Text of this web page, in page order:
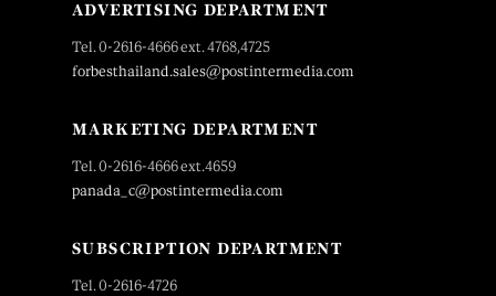
ADVERTISING DEPARTMENT
Tel. 0-2616-4666 ext. 4768,4725
forbesthailand.sales@postintermedia.com
MARKETING DEPARTMENT
Tel. 0-2616-4666 ext.4659
panada_c@postintermedia.com
SUBSCRIPTION DEPARTMENT
Tel. 0-2616-4726